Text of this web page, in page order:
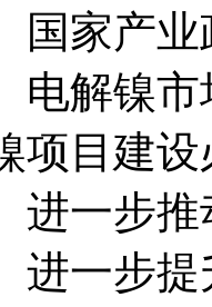
业政
镍市场
目建设
推动
提升